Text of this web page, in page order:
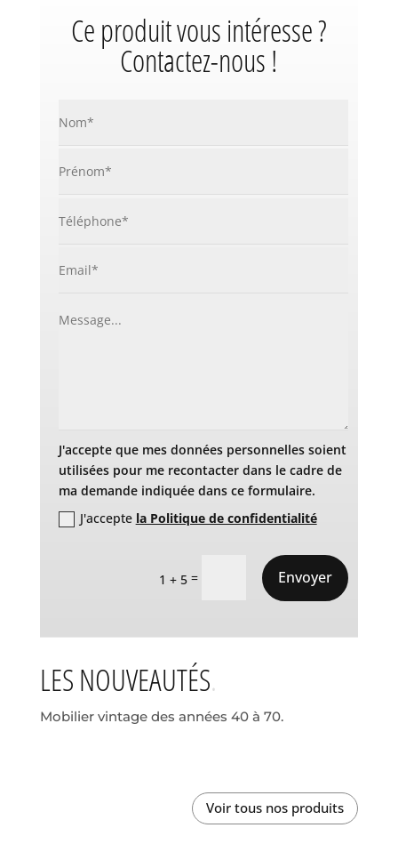
Ce produit vous intéresse ?
Contactez-nous !
J'accepte que mes données personnelles soient
utilisées pour me recontacter dans le cadre de
ma demande indiquée dans ce formulaire.
J'accepte la Politique de confidentialité
1 + 5 = Envoyer
LES NOUVEAUTÉS
Mobilier vintage des années 40 à 70.
Voir tous nos produits